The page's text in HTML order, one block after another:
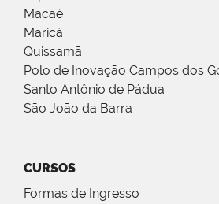
Macaé
Maricá
Quissamã
Polo de Inovação Campos dos
Santo Antônio de Pádua
São João da Barra
CURSOS
Formas de Ingresso